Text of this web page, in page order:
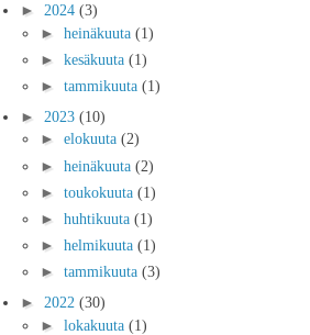
► 2024 (3)
► heinäkuuta (1)
► kesäkuuta (1)
► tammikuuta (1)
► 2023 (10)
► elokuuta (2)
► heinäkuuta (2)
► toukokuuta (1)
► huhtikuuta (1)
► helmikuuta (1)
► tammikuuta (3)
► 2022 (30)
► lokakuuta (1)